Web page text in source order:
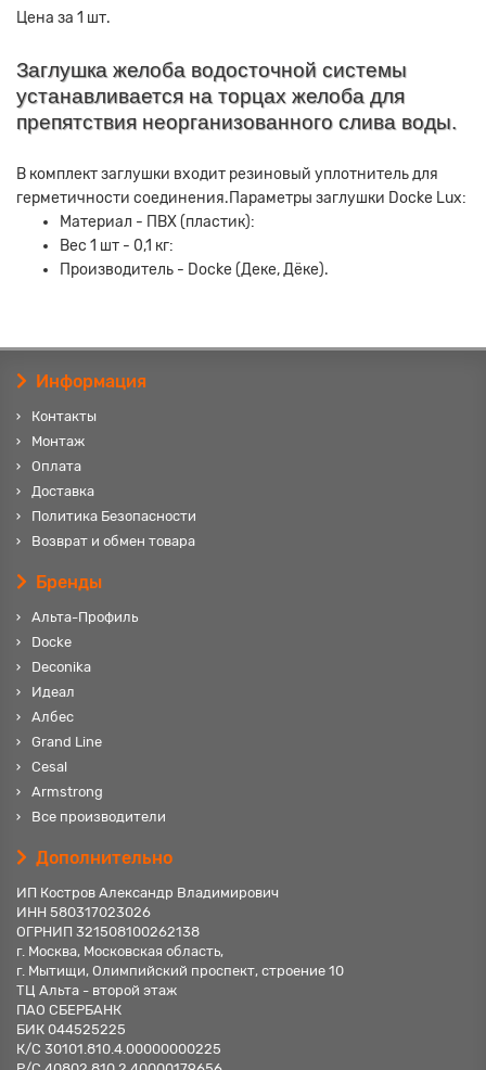
Цена за 1 шт.
Заглушка желоба водосточной системы
устанавливается на торцах желоба для
препятствия неорганизованного слива воды.
В комплект заглушки входит резиновый уплотнитель для
герметичности соединения.Параметры заглушки Docke Lux:
Материал - ПВХ (пластик):
Вес 1 шт - 0,1 кг:
Производитель - Docke (Деке, Дёке).
Информация
Контакты
Монтаж
Оплата
Доставка
Политика Безопасности
Возврат и обмен товара
Бренды
Альта-Профиль
Docke
Deconika
Идеал
Албес
Grand Line
Cesal
Armstrong
Все производители
Дополнительно
ИП Костров Александр Владимирович
ИНН 580317023026
ОГРНИП 321508100262138
г. Москва, Московская область,
г. Мытищи, Олимпийский проспект, строение 10
ТЦ Альта - второй этаж
ПАО СБЕРБАНК
БИК 044525225
К/С 30101.810.4.00000000225